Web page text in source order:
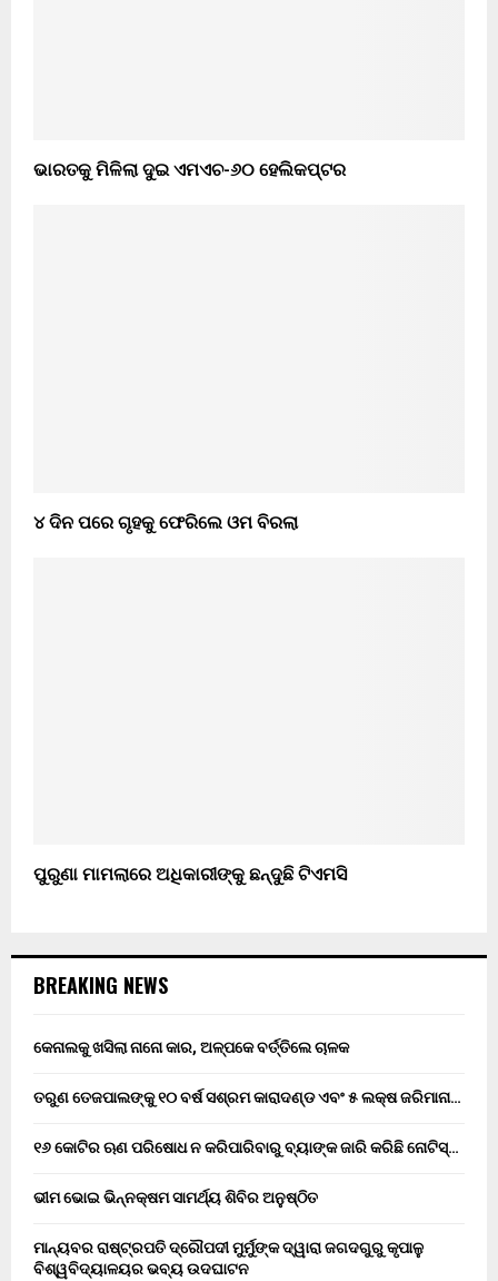
ଭାରତକୁ ମିଳିଲା ଦୁଇ ଏମଏଚ-୬୦ ହେଲିକପ୍ଟର
୪ ଦିନ ପରେ ଗୃହକୁ ଫେରିଲେ ଓମ ବିରଲା
ପୁରୁଣା ମାମଲାରେ ଅଧିକାରୀଙ୍କୁ ଛନ୍ଦୁଛି ଟିଏମସି
BREAKING NEWS
କେନାଲକୁ ଖସିଲା ନାନୋ କାର, ଅଳ୍ପକେ ବର୍ତ୍ତିଲେ ଚାଳକ
ତରୁଣ ତେଜପାଲଙ୍କୁ ୧୦ ବର୍ଷ ସଶ୍ରମ କାରାଦଣ୍ଡ ଏବଂ ₹୫ ଲକ୍ଷ ଜରିମାନା…
୧୬ କୋଟିର ଋଣ ପରିଷୋଧ ନ କରିପାରିବାରୁ ବ୍ୟାଙ୍କ ଜାରି କରିଛି ନୋଟିସ୍…
ଭୀମ ଭୋଇ ଭିନ୍ନକ୍ଷମ ସାମର୍ଥ୍ୟ ଶିବିର ଅନୁଷ୍ଠିତ
ମାନ୍ୟବର ରାଷ୍ଟ୍ରପତି ଦ୍ରୌପଦୀ ମୁର୍ମୁଙ୍କ ଦ୍ୱାରା ଜଗଦଗୁରୁ କୃପାଳୁ
ବିଶ୍ୱବିଦ୍ୟାଳୟର ଭବ୍ୟ ଉଦଘାଟନ